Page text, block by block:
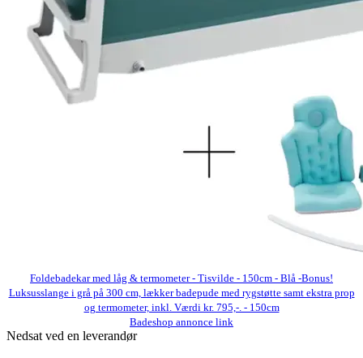
Foldebadekar med låg & termometer - Tisvilde - 150cm - Blå -Bonus!
Luksusslange i grå på 300 cm, lækker badepude med rygstøtte samt ekstra prop
og termometer, inkl. Værdi kr. 795,-. - 150cm
Badeshop annonce link
Nedsat ved en leverandør